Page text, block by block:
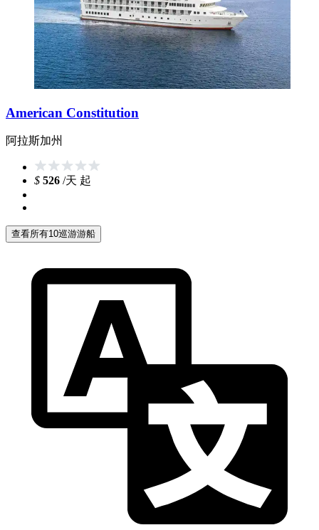
American Constitution
阿拉斯加州
$ 526 /天 起
查看所有10巡游游船